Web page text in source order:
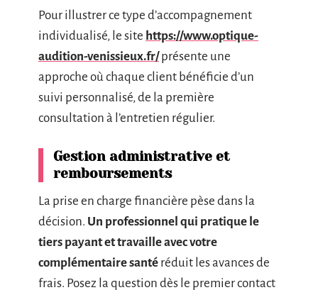
Pour illustrer ce type d’accompagnement
individualisé, le site https://www.optique-
audition-venissieux.fr/présente une
approche où chaque client bénéficie d’un
suivi personnalisé, de la première
consultation à l’entretien régulier.
Gestion administrative et
remboursements
La prise en charge financière pèse dans la
décision. Un professionnel qui pratique le
tiers payant et travaille avec votre
complémentaire santé réduit les avances de
frais. Posez la question dès le premier contact